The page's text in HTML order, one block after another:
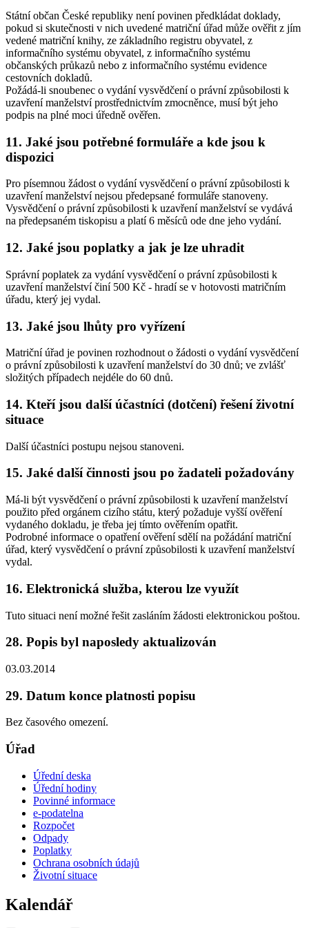
Státní občan České republiky není povinen předkládat doklady,
pokud si skutečnosti v nich uvedené matriční úřad může ověřit z jím
vedené matriční knihy, ze základního registru obyvatel, z
informačního systému obyvatel, z informačního systému
občanských průkazů nebo z informačního systému evidence
cestovních dokladů.
Požádá-li snoubenec o vydání vysvědčení o právní způsobilosti k
uzavření manželství prostřednictvím zmocněnce, musí být jeho
podpis na plné moci úředně ověřen.
11. Jaké jsou potřebné formuláře a kde jsou k
dispozici
Pro písemnou žádost o vydání vysvědčení o právní způsobilosti k
uzavření manželství nejsou předepsané formuláře stanoveny.
Vysvědčení o právní způsobilosti k uzavření manželství se vydává
na předepsaném tiskopisu a platí 6 měsíců ode dne jeho vydání.
12. Jaké jsou poplatky a jak je lze uhradit
Správní poplatek za vydání vysvědčení o právní způsobilosti k
uzavření manželství činí 500 Kč - hradí se v hotovosti matričním
úřadu, který jej vydal.
13. Jaké jsou lhůty pro vyřízení
Matriční úřad je povinen rozhodnout o žádosti o vydání vysvědčení
o právní způsobilosti k uzavření manželství do 30 dnů; ve zvlášť
složitých případech nejdéle do 60 dnů.
14. Kteří jsou další účastníci (dotčení) řešení životní
situace
Další účastníci postupu nejsou stanoveni.
15. Jaké další činnosti jsou po žadateli požadovány
Má-li být vysvědčení o právní způsobilosti k uzavření manželství
použito před orgánem cizího státu, který požaduje vyšší ověření
vydaného dokladu, je třeba jej tímto ověřením opatřit.
Podrobné informace o opatření ověření sdělí na požádání matriční
úřad, který vysvědčení o právní způsobilosti k uzavření manželství
vydal.
16. Elektronická služba, kterou lze využít
Tuto situaci není možné řešit zasláním žádosti elektronickou poštou.
28. Popis byl naposledy aktualizován
03.03.2014
29. Datum konce platnosti popisu
Bez časového omezení.
Úřad
Úřední deska
Úřední hodiny
Povinné informace
e-podatelna
Rozpočet
Odpady
Poplatky
Ochrana osobních údajů
Životní situace
Kalendář